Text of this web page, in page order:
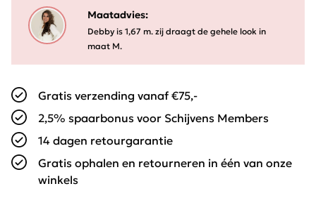
Maatadvies:
Debby is 1,67 m. zij draagt de gehele look in
maat M.
Gratis verzending vanaf €75,-
2,5% spaarbonus voor Schijvens Members
14 dagen retourgarantie
Gratis ophalen en retourneren in één van onze
winkels